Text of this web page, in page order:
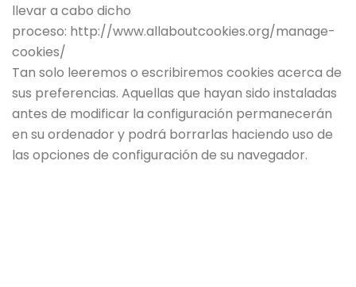
llevar a cabo dicho
proceso: http://www.allaboutcookies.org/manage-
cookies/
Tan solo leeremos o escribiremos cookies acerca de
sus preferencias. Aquellas que hayan sido instaladas
antes de modificar la configuración permanecerán
en su ordenador y podrá borrarlas haciendo uso de
las opciones de configuración de su navegador.